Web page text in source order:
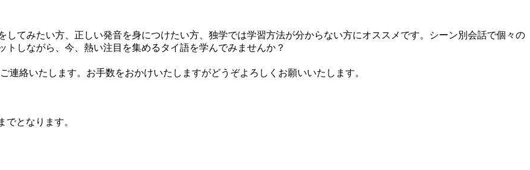
てみたい方、正しい発音を身につけたい方、独学では学習方法が分からない方にオススメです。シーン別会話で個々の
しながら、今、熱い注目を集めるタイ語を学んでみませんか？
連絡いたします。お手数をおかけいたしますがどうぞよろしくお願いいたします。
となります。